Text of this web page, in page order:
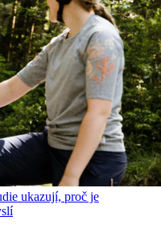
ukazují, proč je